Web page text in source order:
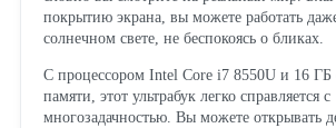
покрытию экрана, вы можете работать
солнечном свете, не беспокоясь о бликах.
С процессором Intel Core i7 8550U и 16 ГБ
памяти, этот ультрабук легко справляется с
многозадачностью. Вы можете открывать